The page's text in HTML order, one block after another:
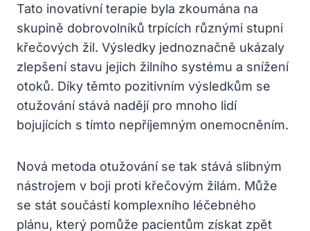
Tato inovativní terapie byla zkoumána na
skupině dobrovolníků trpících různými stupni
křečových žil. Výsledky jednoznačně ukázaly
zlepšení stavu jejich žilního systému a snížení
otoků. Díky těmto pozitivním výsledkům se
otužování stává nadějí pro mnoho lidí
bojujících s tímto nepříjemným onemocněním.
Nová metoda otužování se tak stává slibným
nástrojem v boji proti křečovým žilám. Může
se stát součástí komplexního léčebného
plánu, který pomůže pacientům získat zpět